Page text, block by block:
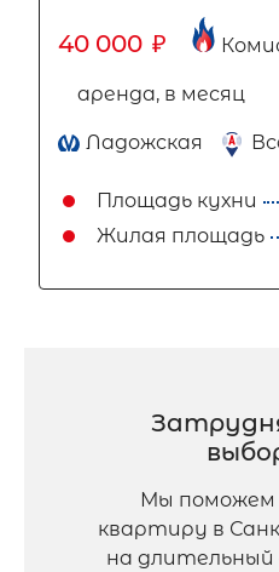
40 000 ₽
аренда, в месяц
Ладожская
Площадь кухни
Жилая площадь
Мы
квартиру в
на длительный